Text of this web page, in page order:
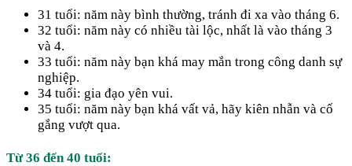
31 tuổi: năm này bình thường, tránh đi xa vào tháng 6.
32 tuổi: năm này có nhiều tài lộc, nhất là vào tháng 3
và 4.
33 tuổi: năm này bạn khá may mắn trong công danh sự
nghiệp.
34 tuổi: gia đạo yên vui.
35 tuổi: năm này bạn khá vất vả, hãy kiên nhẫn và cố
gắng vượt qua.
Từ 36 đến 40 tuổi: